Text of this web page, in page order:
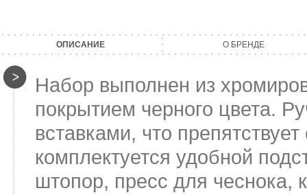
ОПИСАНИЕ О БРЕНДЕ
Набор выполнен из
покрытием черного цвета.
вставками, что
комплектуется удобной
штопор, пресс для чеснока,